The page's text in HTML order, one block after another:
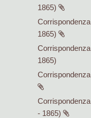
1865)
Corrispondenza
1865)
Corrispondenza
1865)
Corrispondenza
Corrispondenza
- 1865)